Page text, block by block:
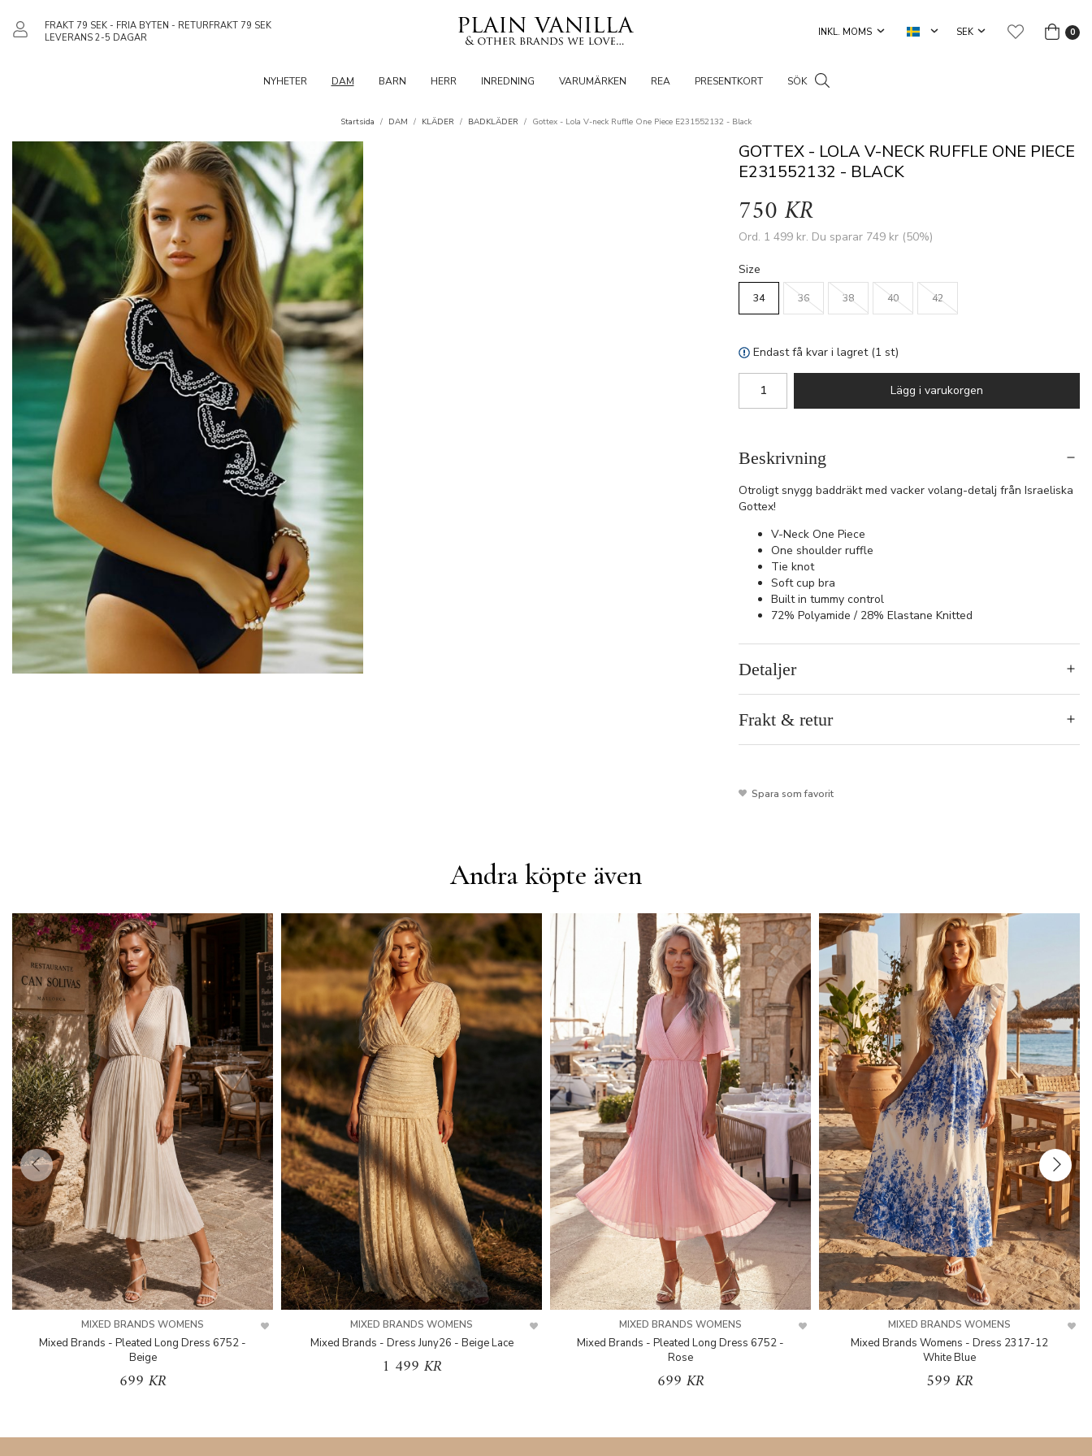
FRAKT 79 SEK - FRIA BYTEN - RETURFRAKT 79 SEK
LEVERANS 2-5 DAGAR
0
NYHETER DAM BARN HERR INREDNING VARUMÄRKEN REA PRESENTKORT SÖK
Startsida / DAM / KLÄDER / BADKLÄDER / Gottex - Lola V-neck Ruffle One Piece E231552132 - Black
GOTTEX - LOLA V-NECK RUFFLE ONE PIECE
E231552132 - BLACK
750 KR
Ord. 1 499 kr. Du sparar 749 kr(50%)
Size
34 36 38 40 42
Endast få kvar i lagret (1 st)
Lägg i varukorgen
Beskrivning
Otroligt snygg baddräkt med vacker volang-detalj från Israeliska
Gottex!
V-Neck One Piece
One shoulder ruffle
Tie knot
Soft cup bra
Built in tummy control
72% Polyamide / 28% Elastane Knitted
Detaljer
Frakt & retur
Spara som favorit
Andra köpte även
MIXED BRANDS WOMENS
Mixed Brands - Pleated Long Dress 6752 -
Beige
699 KR
MIXED BRANDS WOMENS
Mixed Brands - Dress Juny26 - Beige Lace
1 499 KR
MIXED BRANDS WOMENS
Mixed Brands - Pleated Long Dress 6752 -
Rose
699 KR
MIXED BRANDS WOMENS
Mixed Brands Womens - Dress 2317-12
White Blue
599 KR